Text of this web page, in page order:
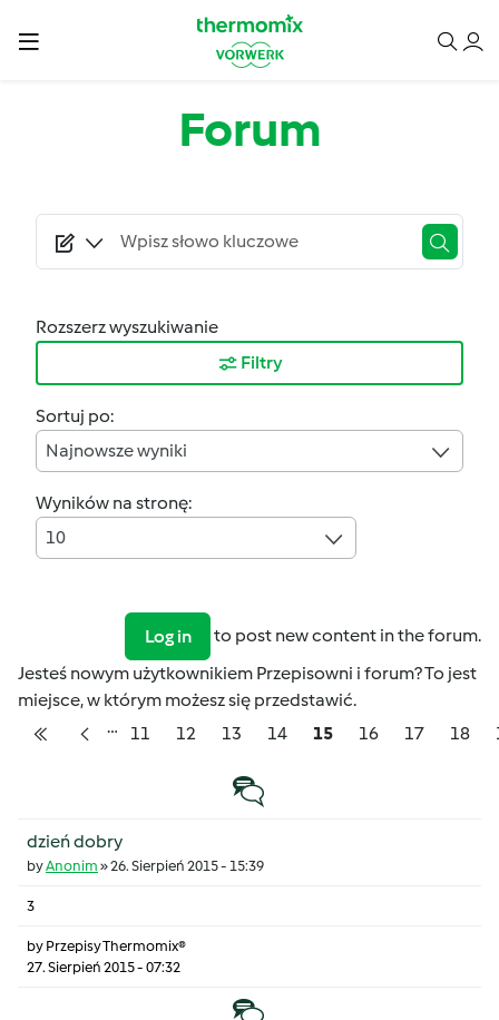
Forum
Rozszerz wyszukiwanie
Filtry
Sortuj po:
Najnowsze wyniki
Wyników na stronę:
10
Log in
to post new content in the forum.
Jesteś nowym użytkownikiem Przepisowni i forum? To jest
miejsce, w którym możesz się przedstawić.
Pagination
Pierwsza strona
Poprzednia strona
… Strona
11 Strona
12 Strona
13 Strona
14 Strona
15 Strona
16 Strona
17 18
Temat zwyczajny
dzień dobry
byAnonim »26. Sierpień 2015 - 15:39
3
by Przepisy Thermomix®
27. Sierpień 2015 - 07:32
Temat zwyczajny